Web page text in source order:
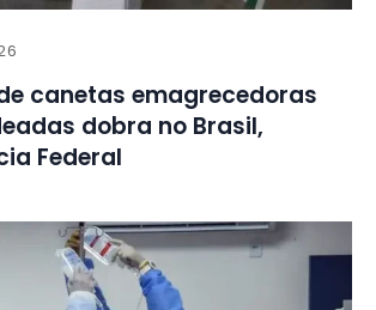
canetas emagrecedoras
dobra no Brasil,
Federal